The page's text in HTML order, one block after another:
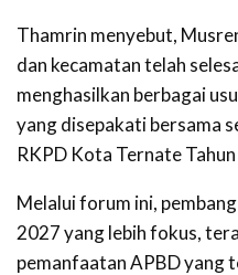
Thamrin menyebut,
dan kecamatan telah
menghasilkan berbagai
yang disepakati bersama
RKPD Kota Ternate
Melalui forum ini,
2027 yang lebih fokus,
pemanfaatan APBD yang